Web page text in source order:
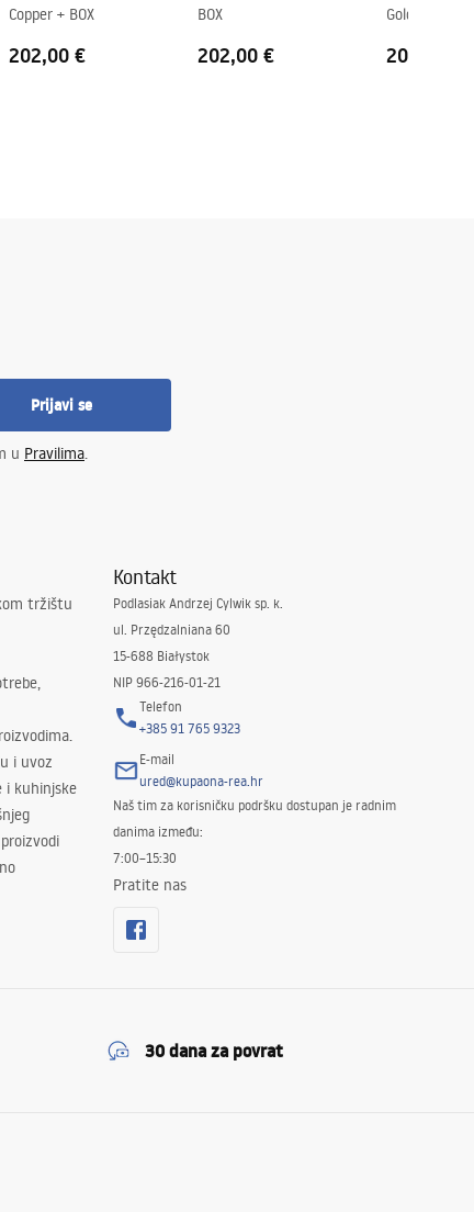
Copper + BOX
202,00 €
BOX
202,00 €
Gold
206,00 €
Prijavi se
u Pravilima.
tržištu
i uvoz
i kuhinjske
Kontakt
Podlasiak Andrzej Cylwik sp. k.
ul. Przędzalniana 60
15-688 Białystok
NIP 966-216-01-21
Telefon
+385 91 765 9323
E-mail
ured@kupaona-rea.hr
Naš tim za korisničku podršku dostupan je radnim
danima između:
7:00–15:30
Pratite nas
30 dana za povrat